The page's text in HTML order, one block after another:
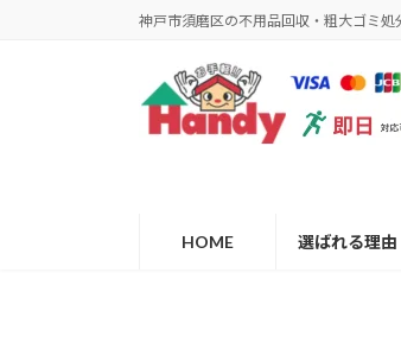
神戸市須磨区の不用品回収・粗大ゴミ
HOME 選ばれる理由